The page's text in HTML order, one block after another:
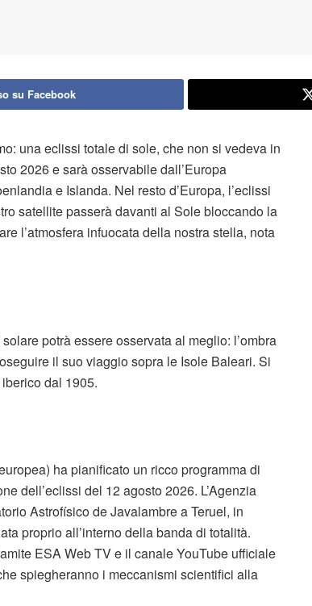
su Facebook
una eclissi totale di sole, che non si vedeva in
2026 e sarà osservabile dall’Europa
e Islanda. Nel resto d’Europa, l’eclissi
satellite passerà davanti al Sole bloccando la
l’atmosfera infuocata della nostra stella, nota
potrà essere osservata al meglio: l’ombra
il suo viaggio sopra le Isole Baleari. Si
dal 1905.
ha pianificato un ricco programma di
dell’eclissi del 12 agosto 2026. L’Agenzia
Astrofísico de Javalambre a Teruel, in
proprio all’interno della banda di totalità.
ESA Web TV e il canale YouTube ufficiale
spiegheranno i meccanismi scientifici alla